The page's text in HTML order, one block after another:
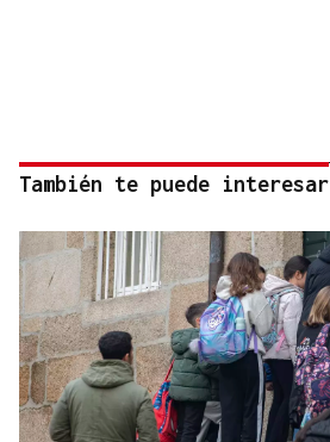
También te puede interesar